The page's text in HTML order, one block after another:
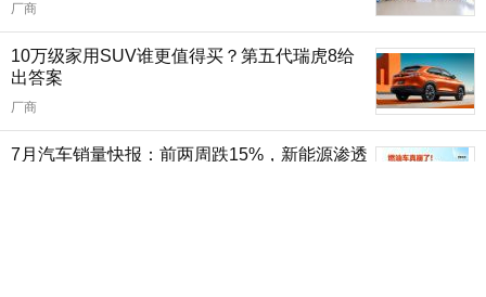
厂商
10万级家用SUV谁更值得买？第五代瑞虎8给
出答案
厂商
7月汽车销量快报：前两周跌15%，新能源渗透